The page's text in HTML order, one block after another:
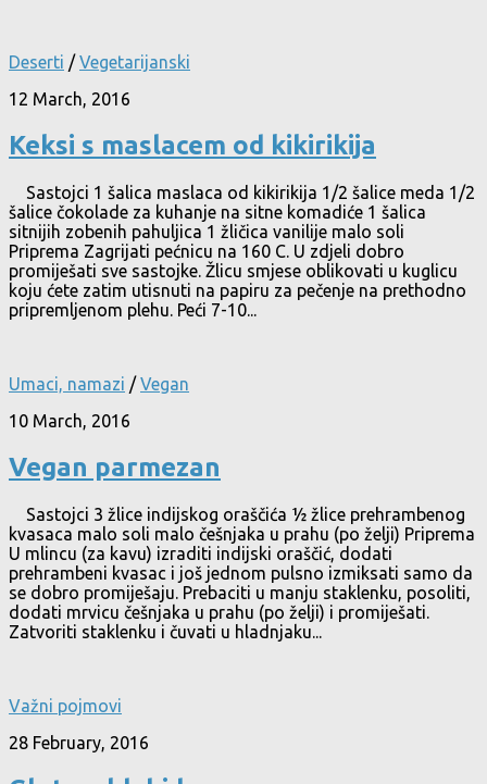
Deserti / Vegetarijanski
12 March, 2016
Keksi s maslacem od kikirikija
Sastojci 1 šalica maslaca od kikirikija 1/2 šalice meda 1/2
šalice čokolade za kuhanje na sitne komadiće 1 šalica
sitnijih zobenih pahuljica 1 žličica vanilije malo soli
Priprema Zagrijati pećnicu na 160 C. U zdjeli dobro
promiješati sve sastojke. Žlicu smjese oblikovati u kuglicu
koju ćete zatim utisnuti na papiru za pečenje na prethodno
pripremljenom plehu. Peći 7-10...
Umaci, namazi /Vegan
10 March, 2016
Vegan parmezan
Sastojci 3 žlice indijskog oraščića ½ žlice prehrambenog
kvasaca malo soli malo češnjaka u prahu (po želji) Priprema
U mlincu (za kavu) izraditi indijski oraščić, dodati
prehrambeni kvasac i još jednom pulsno izmiksati samo da
se dobro promiješaju. Prebaciti u manju staklenku, posoliti,
dodati mrvicu češnjaka u prahu (po želji) i promiješati.
Zatvoriti staklenku i čuvati u hladnjaku...
Važni pojmovi
28 February, 2016